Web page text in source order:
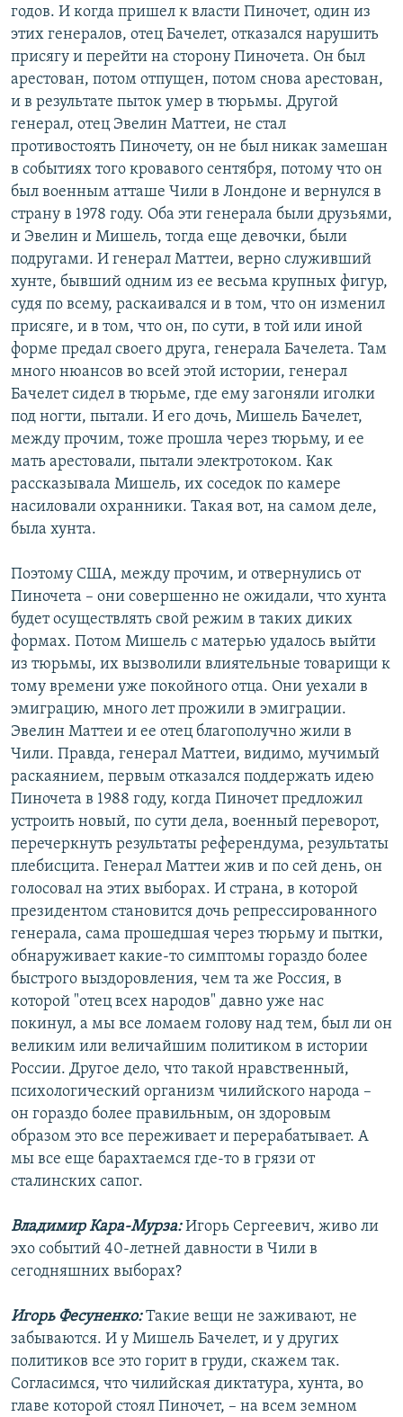
годов. И когда пришел к власти Пиночет, один из
этих генералов, отец Бачелет, отказался нарушить
присягу и перейти на сторону Пиночета. Он был
арестован, потом отпущен, потом снова арестован,
и в результате пыток умер в тюрьмы. Другой
генерал, отец Эвелин Маттеи, не стал
противостоять Пиночету, он не был никак замешан
в событиях того кровавого сентября, потому что он
был военным атташе Чили в Лондоне и вернулся в
страну в 1978 году. Оба эти генерала были друзьями,
и Эвелин и Мишель, тогда еще девочки, были
подругами. И генерал Маттеи, верно служивший
хунте, бывший одним из ее весьма крупных фигур,
судя по всему, раскаивался и в том, что он изменил
присяге, и в том, что он, по сути, в той или иной
форме предал своего друга, генерала Бачелета. Там
много нюансов во всей этой истории, генерал
Бачелет сидел в тюрьме, где ему загоняли иголки
под ногти, пытали. И его дочь, Мишель Бачелет,
между прочим, тоже прошла через тюрьму, и ее
мать арестовали, пытали электротоком. Как
рассказывала Мишель, их соседок по камере
насиловали охранники. Такая вот, на самом деле,
была хунта.
Поэтому США, между прочим, и отвернулись от
Пиночета – они совершенно не ожидали, что хунта
будет осуществлять свой режим в таких диких
формах. Потом Мишель с матерью удалось выйти
из тюрьмы, их вызволили влиятельные товарищи к
тому времени уже покойного отца. Они уехали в
эмиграцию, много лет прожили в эмиграции.
Эвелин Маттеи и ее отец благополучно жили в
Чили. Правда, генерал Маттеи, видимо, мучимый
раскаянием, первым отказался поддержать идею
Пиночета в 1988 году, когда Пиночет предложил
устроить новый, по сути дела, военный переворот,
перечеркнуть результаты референдума, результаты
плебисцита. Генерал Маттеи жив и по сей день, он
голосовал на этих выборах. И страна, в которой
президентом становится дочь репрессированного
генерала, сама прошедшая через тюрьму и пытки,
обнаруживает какие-то симптомы гораздо более
быстрого выздоровления, чем та же Россия, в
которой "отец всех народов" давно уже нас
покинул, а мы все ломаем голову над тем, был ли он
великим или величайшим политиком в истории
России. Другое дело, что такой нравственный,
психологический организм чилийского народа –
он гораздо более правильным, он здоровым
образом это все переживает и перерабатывает. А
мы все еще барахтаемся где-то в грязи от
сталинских сапог.
Владимир Кара-Мурза:Игорь Сергеевич, живо ли
эхо событий 40-летней давности в Чили в
сегодняшних выборах?
Игорь Фесуненко:Такие вещи не заживают, не
забываются. И у Мишель Бачелет, и у других
политиков все это горит в груди, скажем так.
Согласимся, что чилийская диктатура, хунта, во
главе которой стоял Пиночет, – на всем земном